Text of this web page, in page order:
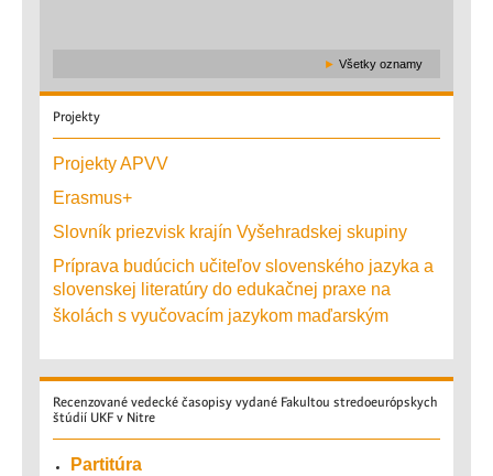
► Všetky oznamy
Projekty
Projekty APVV
Erasmus+
Slovník priezvisk krajín Vyšehradskej skupiny
Príprava budúcich učiteľov slovenského jazyka a
slovenskej literatúry do edukačnej praxe na
školách s vyučovacím jazykom maďarským
Recenzované vedecké časopisy vydané Fakultou stredoeurópskych
štúdií UKF v Nitre
Partitúra